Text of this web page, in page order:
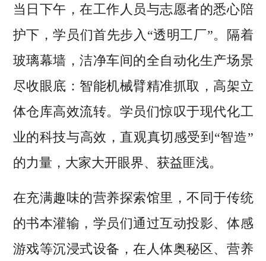
当日下午，在工作人员与志愿者的悉心陪
护下，学员们首先步入“透明工厂”。隔着
玻璃幕墙，洁净车间的全自动化生产场景
尽收眼底：智能机械臂精准抓取，高架立
体仓库高效流转。学员们惊叹于现代化工
业的科技与高效，直观真切感受到“智造”
的力量，大家大开眼界、获益匪浅。
在充满趣味的营养探索馆里，不同于传统
的书本灌输，学员们通过互动投影、体感
游戏等沉浸式设备，在人体奥秘区、营养